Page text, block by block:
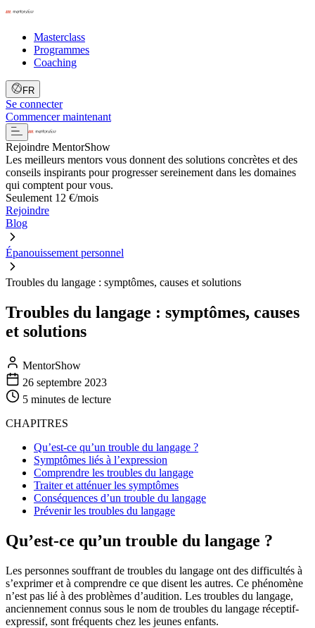
Masterclass
Programmes
Coaching
FR
Se connecter
Commencer maintenant
Rejoindre MentorShow
Les meilleurs mentors vous donnent des solutions concrètes et des
conseils inspirants pour progresser sereinement dans les domaines
qui comptent pour vous.
Seulement 12 €/mois
Rejoindre
Blog
Épanouissement personnel
Troubles du langage : symptômes, causes et solutions
Troubles du langage : symptômes, causes
et solutions
MentorShow
26 septembre 2023
5 minutes de lecture
CHAPITRES
Qu’est-ce qu’un trouble du langage ?
Symptômes liés à l’expression
Comprendre les troubles du langage
Traiter et atténuer les symptômes
Conséquences d’un trouble du langage
Prévenir les troubles du langage
Qu’est-ce qu’un trouble du langage ?
Les personnes souffrant de troubles du langage ont des difficultés à
s’exprimer et à comprendre ce que disent les autres. Ce phénomène
n’est pas lié à des problèmes d’audition. Les troubles du langage,
anciennement connus sous le nom de troubles du langage réceptif-
expressif, sont fréquents chez les jeunes enfants.